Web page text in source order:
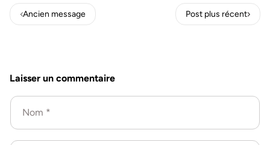
Ancien message Post plus récent
Laisser un commentaire
Nom *